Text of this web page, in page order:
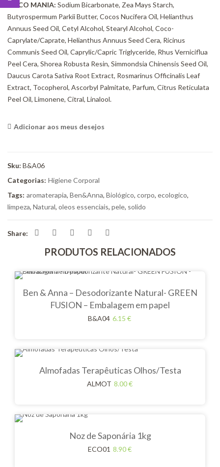
COCO MANIA: Sodium Bicarbonate, Zea Mays Starch,
Butyrospermum Parkii Butter, Cocos Nucifera Oil, Helianthus
Annuus Seed Oil, Cetyl Alcohol, Stearyl Alcohol, Coco-
Caprylate/Caprate, Helianthus Annuus Seed Cera, Ricinus
Communis Seed Oil, Caprylic/Capric Triglyceride, Rhus Verniciflua
Peel Cera, Shorea Robusta Resin, Simmondsia Chinensis Seed Oil,
Daucus Carota Sativa Root Extract, Rosmarinus Officinalis Leaf
Extract, Tocopherol, Ascorbyl Palmitate, Parfum, Citrus Reticulata
Peel Oil, Limonene, Citral, Linalool.
Adicionar aos meus desejos
Sku: B&A06
Categorias: Higiene Corporal
Tags: aromaterapia, Ben&Anna, Biológico, corpo, ecologico,
limpeza, Natural, oleos essenciais, pele, solido
Share:
PRODUTOS RELACIONADOS
Ben & Anna – Desodorizante Natural- GREEN
FUSION – Embalagem em papel
B&A04 6.15 €
Almofadas Terapêuticas Olhos/Testa
ALMOT 8.00€
Noz de Saponária 1kg
ECO01 8.90€